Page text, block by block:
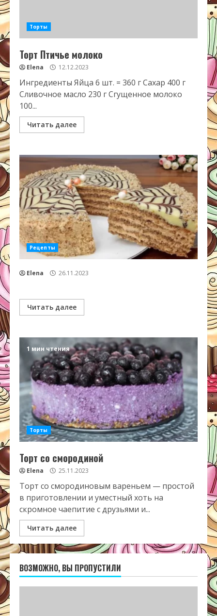
Торты
Торт Птичье молоко
Elena 12.12.2023
Ингредиенты Яйца 6 шт. = 360 г Сахар 400 г
Сливочное масло 230 г Сгущенное молоко
100...
Читать далее
Рецепты
Elena 26.11.2023
Читать далее
1 мин чтения
Торты
Торт со смородиной
Elena 25.11.2023
Торт со смородиновым вареньем — простой
в приготовлении и уместный хоть на
скромное чаепитие с друзьями и...
Читать далее
ВОЗМОЖНО, ВЫ ПРОПУСТИЛИ